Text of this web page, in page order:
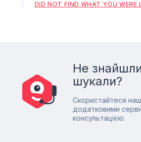
DID NOT FIND WHAT YOU WERE
Не
шукали?
Скористайтеся
додатковими
консультацією.